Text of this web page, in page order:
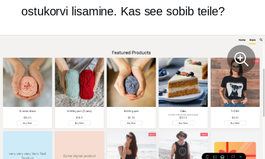
ostukorvi lisamine. Kas see sobib teile?